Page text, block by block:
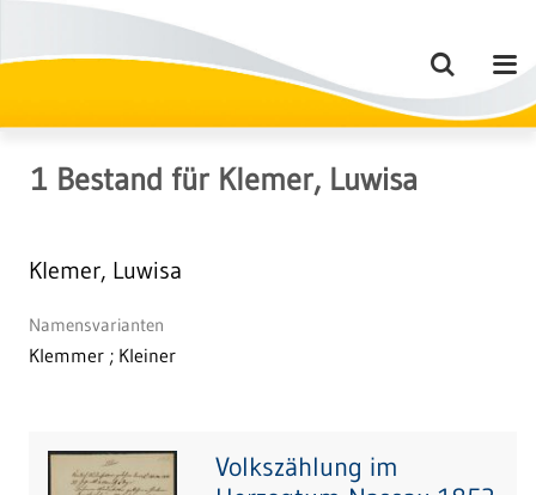
1 Bestand für Klemer, Luwisa
Klemer, Luwisa
Namensvarianten
Klemmer ; Kleiner
Volkszählung im